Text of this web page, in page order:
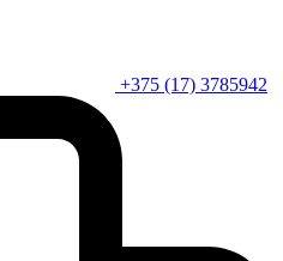
+375 (17) 3785942